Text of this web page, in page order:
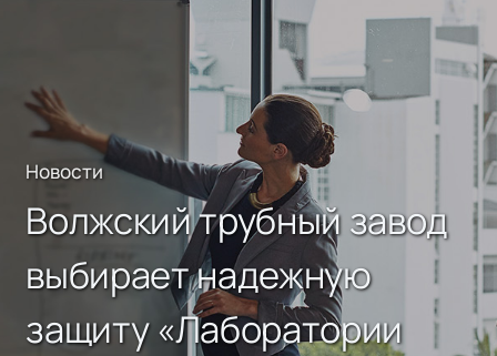
Новости
Волжский трубный завод
выбирает надежную
защиту «Лаборатории